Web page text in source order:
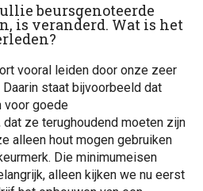
beursgenoteerde
is veranderd. Wat is het
vooral leiden door onze zeer
staat bijvoorbeeld dat
voor goede
ze terughoudend moeten zijn
alleen hout mogen gebruiken
Die minimumeisen
alleen kijken we nu eerst